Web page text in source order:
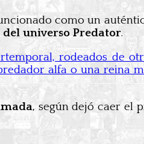
como un
universo Predator.
rodeados de
alfa o una reina
, según dejó caer el